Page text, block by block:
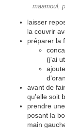
maamoul,
laisser
la couvrir
préparer la
(j'ai
avant de
qu'elle soit
prendre
posant la
main